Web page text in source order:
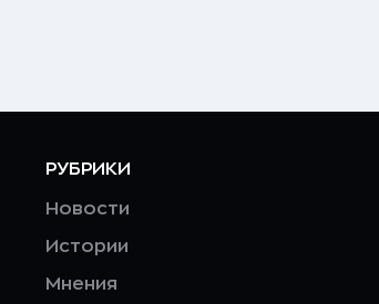
РУБРИКИ
Новости
Истории
Мнения